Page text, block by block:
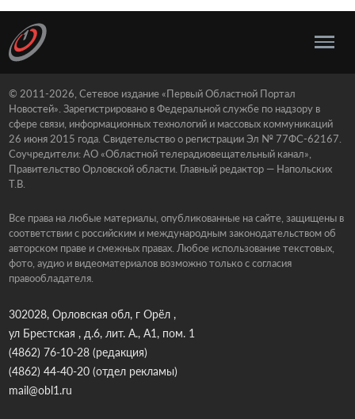
© 2011-2026, Сетевое издание «Первый Областной Портал
Новостей». Зарегистрировано в Федеральной службе по надзору в
сфере связи, информационных технологий и массовых коммуникаций
26 июня 2015 года. Свидетельство о регистрации Эл № 77ФС-62167.
Соучредители: АО «Областной телерадиовещательный канал»,
Правительство Орловской области. Главный редактор — Напольских
Т.В.
Все права на любые материалы, опубликованные на сайте, защищены в
соответствии с российским и международным законодательством об
авторском праве и смежных правах. Любое использование текстовых,
фото, аудио и видеоматериалов возможно только с согласия
правообладателя.
302028, Орловская обл, г Орёл ,
ул Брестская , д.6, лит. А., А1, пом. 1
(4862) 76-10-28(редакция)
(4862) 44-40-20(отдел рекламы)
mail@obl1.ru